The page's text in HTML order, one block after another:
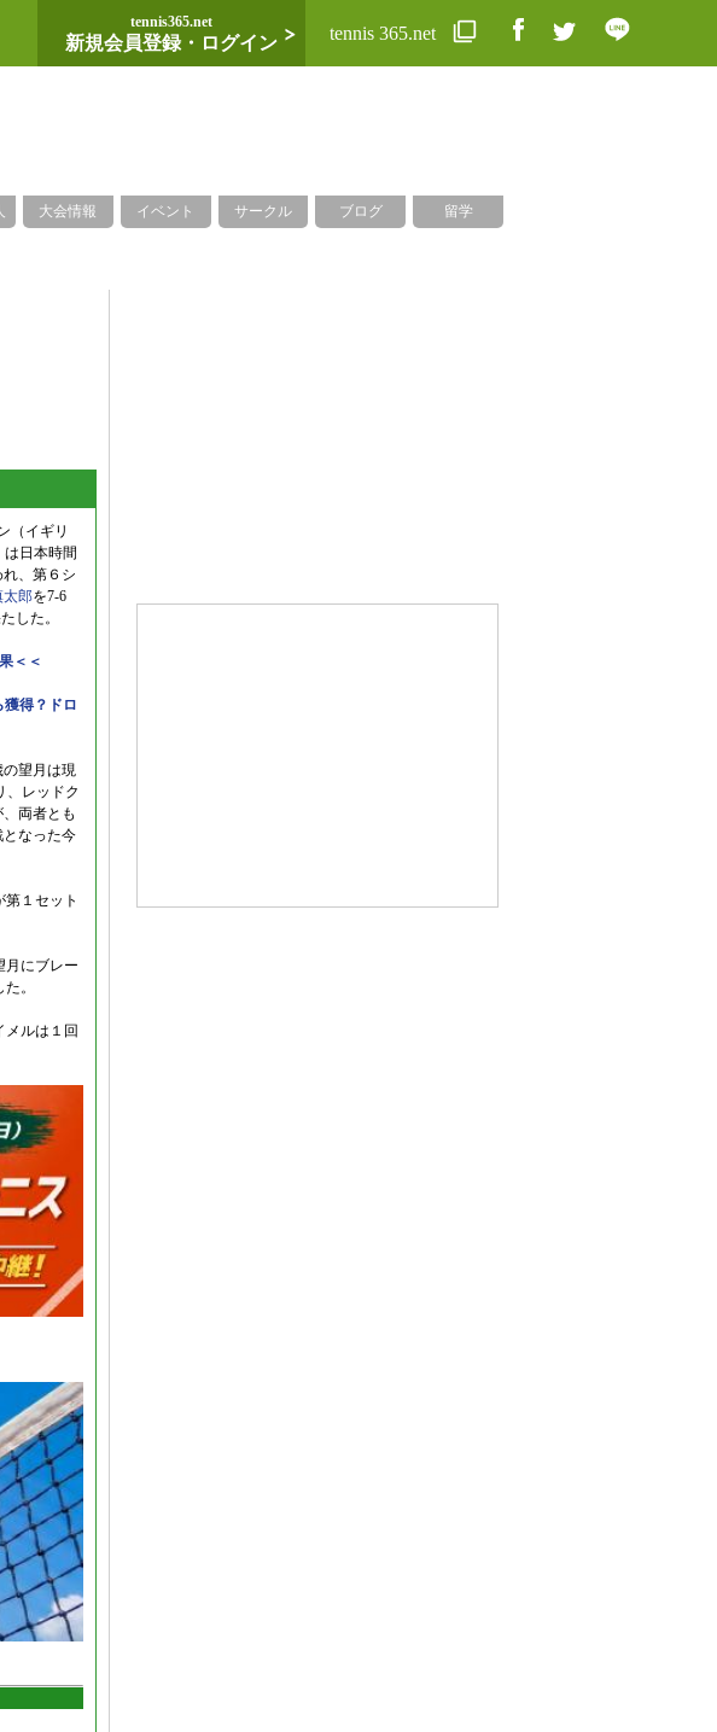
tennis365.net
新規会員登録・ログイン tennis 365.net
大会情報 イベント サークル ブログ 留学
（イギリ
は日本時間
、第６シ
太郎を7-6
した。
＜＜
獲得？ドロ
の望月は現
、レッドク
両者とも
なった今
１セット
月にブレー
。
メルは１回